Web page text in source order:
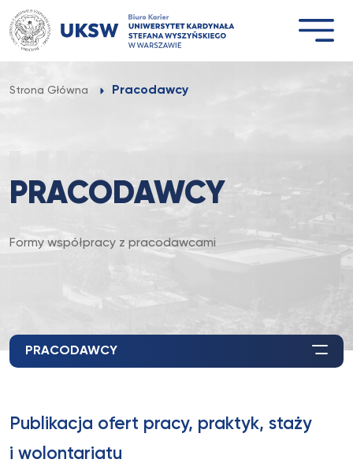
Przejdź
do
treści
Strona Główna Pracodawcy
PRACODAWCY
Formy współpracy z pracodawcami
PRACODAWCY
Publikacja ofert pracy, praktyk, staży
i wolontariatu